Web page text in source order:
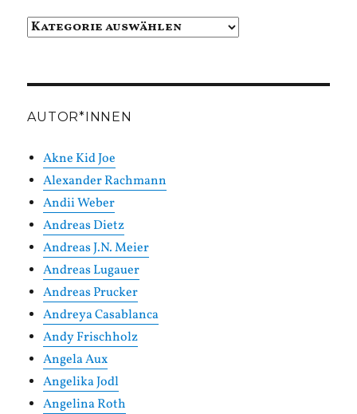
Beiträge
AUTOR*INNEN
Akne Kid Joe
Alexander Rachmann
Andii Weber
Andreas Dietz
Andreas J.N. Meier
Andreas Lugauer
Andreas Prucker
Andreya Casablanca
Andy Frischholz
Angela Aux
Angelika Jodl
Angelina Roth